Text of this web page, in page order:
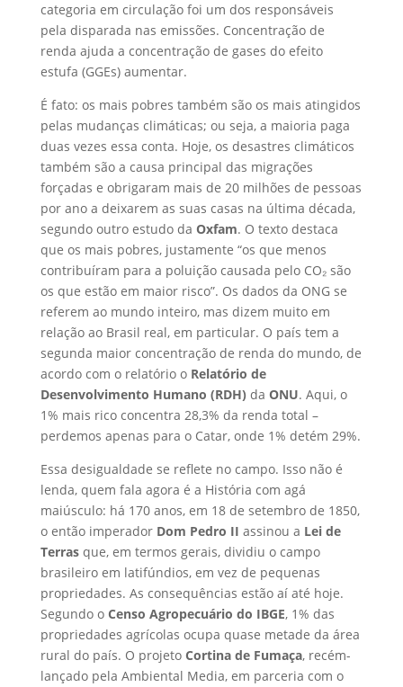
categoria em circulação foi um dos responsáveis
pela disparada nas emissões. Concentração de
renda ajuda a concentração de gases do efeito
estufa (GGEs) aumentar.
É fato: os mais pobres também são os mais atingidos
pelas mudanças climáticas; ou seja, a maioria paga
duas vezes essa conta. Hoje, os desastres climáticos
também são a causa principal das migrações
forçadas e obrigaram mais de 20 milhões de pessoas
por ano a deixarem as suas casas na última década,
segundo outro estudo da Oxfam. O texto destaca
que os mais pobres, justamente “os que menos
contribuíram para a poluição causada pelo CO₂ são
os que estão em maior risco”. Os dados da ONG se
referem ao mundo inteiro, mas dizem muito em
relação ao Brasil real, em particular. O país tem a
segunda maior concentração de renda do mundo, de
acordo com o relatório o Relatório de
Desenvolvimento Humano (RDH) da ONU. Aqui, o
1% mais rico concentra 28,3% da renda total –
perdemos apenas para o Catar, onde 1% detém 29%.
Essa desigualdade se reflete no campo. Isso não é
lenda, quem fala agora é a História com agá
maiúsculo: há 170 anos, em 18 de setembro de 1850,
o então imperador Dom Pedro II assinou a Lei de
Terrasque, em termos gerais, dividiu o campo
brasileiro em latifúndios, em vez de pequenas
propriedades. As consequências estão aí até hoje.
Segundo o Censo Agropecuário do IBGE, 1% das
propriedades agrícolas ocupa quase metade da área
rural do país. O projeto Cortina de Fumaça, recém-
lançado pela Ambiental Media, em parceria com o